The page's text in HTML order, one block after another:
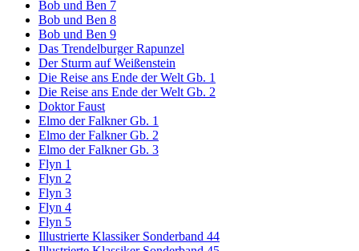
Bob und Ben 7
Bob und Ben 8
Bob und Ben 9
Das Trendelburger Rapunzel
Der Sturm auf Weißenstein
Die Reise ans Ende der Welt Gb. 1
Die Reise ans Ende der Welt Gb. 2
Doktor Faust
Elmo der Falkner Gb. 1
Elmo der Falkner Gb. 2
Elmo der Falkner Gb. 3
Flyn 1
Flyn 2
Flyn 3
Flyn 4
Flyn 5
Illustrierte Klassiker Sonderband 44